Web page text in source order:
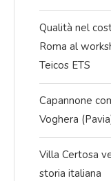
Qualità nel
Roma al
Teicos ETS
Capannone
Voghera
Villa Certosa
storia italiana